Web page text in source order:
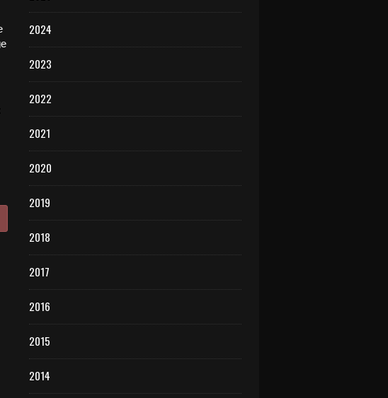
2024
2023
2022
2021
2020
2019
2018
2017
2016
2015
2014